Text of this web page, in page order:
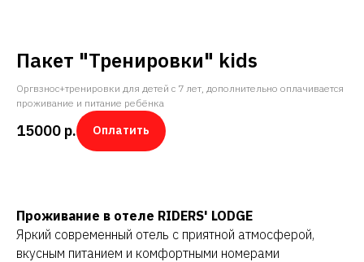
Пакет "Тренировки" kids
Оргвзнос+тренировки для детей с 7 лет, дополнительно оплачивается
проживание и питание ребёнка
15000 р. Оплатить
Проживание в отеле RIDERS' LODGE
Яркий современный отель с приятной атмосферой,
вкусным питанием и комфортными номерами